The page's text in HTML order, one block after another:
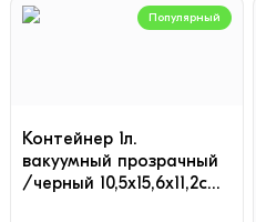
Популярный
Контейнер 1л.
вакуумный прозрачный
/черный 10,5x15,6x11,2см